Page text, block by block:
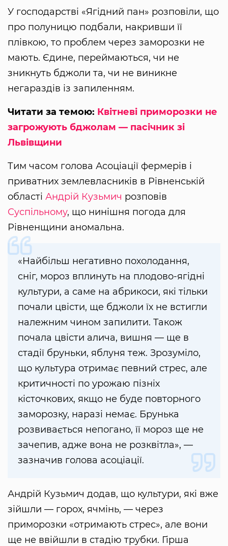
У господарстві «Ягідний пан» розповіли, що
про полуницю подбали, накривши її
плівкою, то проблем через заморозки не
мають. Єдине, переймаються, чи не
зникнуть бджоли та, чи не виникне
негараздів із запиленням.
Читати за темою: Квітневі приморозки не
загрожують бджолам — пасічник зі
Львівщини
Тим часом голова Асоціації фермерів і
приватних землевласників в Рівненській
області Андрій Кузьмич розповів
Суспільному, що нинішня погода для
Рівненщини аномальна.
«Найбільш негативно похолодання,
сніг, мороз вплинуть на плодово-ягідні
культури, а саме на абрикоси, які тільки
почали цвісти, ще бджоли їх не встигли
належним чином запилити. Також
почала цвісти алича, вишня — ще в
стадії бруньки, яблуня теж. Зрозуміло,
що культура отримає певний стрес, але
критичності по урожаю пізніх
кісточкових, якщо не буде повторного
заморозку, наразі немає. Брунька
розвивається непогано, її мороз ще не
зачепив, адже вона не розквітла», —
зазначив голова асоціації.
Андрій Кузьмич додав, що культури, які вже
зійшли — горох, ячмінь, — через
приморозки «отримають стрес», але вони
ще не ввійшли в стадію трубки. Гірша